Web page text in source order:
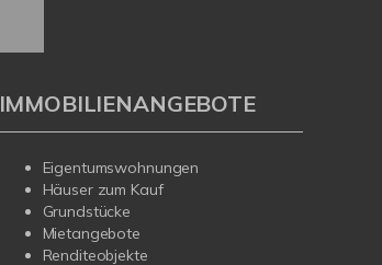
IMMOBILIENANGEBOTE
Eigentumswohnungen
Häuser zum Kauf
Grundstücke
Mietangebote
Renditeobjekte